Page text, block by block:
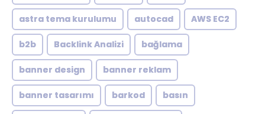
astra tema kurulumu autocad AWS EC2
b2b Backlink Analizi bağlama
banner design banner reklam
banner tasarımı barkod basın